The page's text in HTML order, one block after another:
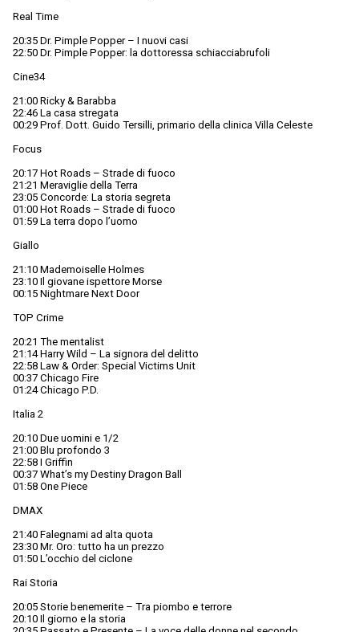
Real Time
20:35 Dr. Pimple Popper – I nuovi casi
22:50 Dr. Pimple Popper: la dottoressa schiacciabrufoli
Cine34
21:00 Ricky & Barabba
22:46 La casa stregata
00:29 Prof. Dott. Guido Tersilli, primario della clinica Villa Celeste
Focus
20:17 Hot Roads – Strade di fuoco
21:21 Meraviglie della Terra
23:05 Concorde: La storia segreta
01:00 Hot Roads – Strade di fuoco
01:59 La terra dopo l’uomo
Giallo
21:10 Mademoiselle Holmes
23:10 Il giovane ispettore Morse
00:15 Nightmare Next Door
TOP Crime
20:21 The mentalist
21:14 Harry Wild – La signora del delitto
22:58 Law & Order: Special Victims Unit
00:37 Chicago Fire
01:24 Chicago P.D.
Italia 2
20:10 Due uomini e 1/2
21:00 Blu profondo 3
22:58 I Griffin
00:37 What’s my Destiny Dragon Ball
01:58 One Piece
DMAX
21:40 Falegnami ad alta quota
23:30 Mr. Oro: tutto ha un prezzo
01:50 L’occhio del ciclone
Rai Storia
20:05 Storie benemerite – Tra piombo e terrore
20:10 Il giorno e la storia